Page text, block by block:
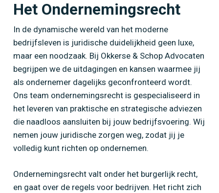
Het Ondernemingsrecht
In de dynamische wereld van het moderne
bedrijfsleven is juridische duidelijkheid geen luxe,
maar een noodzaak. Bij Okkerse & Schop Advocaten
begrijpen we de uitdagingen en kansen waarmee jij
als ondernemer dagelijks geconfronteerd wordt.
Ons team ondernemingsrecht is gespecialiseerd in
het leveren van praktische en strategische adviezen
die naadloos aansluiten bij jouw bedrijfsvoering. Wij
nemen jouw juridische zorgen weg, zodat jij je
volledig kunt richten op ondernemen.
Ondernemingsrecht valt onder het burgerlijk recht,
en gaat over de regels voor bedrijven. Het richt zich